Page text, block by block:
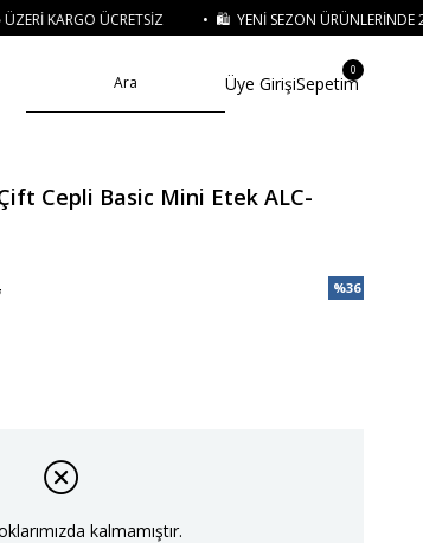
• 🛍️ YENI SEZON ÜRÜNLERINDE 2 ÜRÜN VE ÜZERI
Üye GirişiSepetim
0
Cepli Basic Mini Etek ALC-
%36
kalmamıştır.